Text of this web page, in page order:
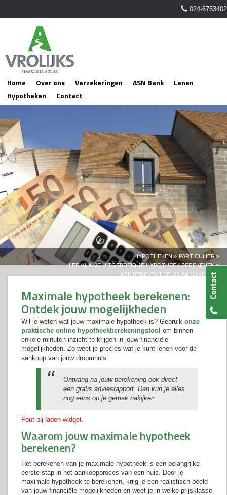
024-6753402
Home Over ons Verzekeringen ASN Bank
Lenen
Hypotheken
Contact
HYPOTHEKEN » PARTICULIER»
HIER KUN JE UITGEBREID JE HYPOTHEEK BEREKENEN»
HOE BEREKENT JE JOUW MAXIMUM?
Maximale hypotheek berekenen:
Ontdek jouw mogelijkheden
Wil je weten wat jouw maximale hypotheek is? Gebruik onze
praktische online hypotheekberekeningstool om binnen
enkele minuten inzicht te krijgen in jouw financiële
mogelijkheden. Zo weet je precies wat je kunt lenen voor de
aankoop van jouw droomhuis.
Ontvang na jouw berekening ook direct
een gratis adviesrapport. Dan kun je alles
nog eens op je gemak nakijken.
Fout bij laden widget.
Waarom jouw maximale hypotheek
berekenen?
Het berekenen van je maximale hypotheek is een belangrijke
eerste stap in het aankoopproces van een huis. Door je
maximale hypotheek te berekenen, krijg je een realistisch beeld
van jouw financiële mogelijkheden en weet je in welke prijsklasse